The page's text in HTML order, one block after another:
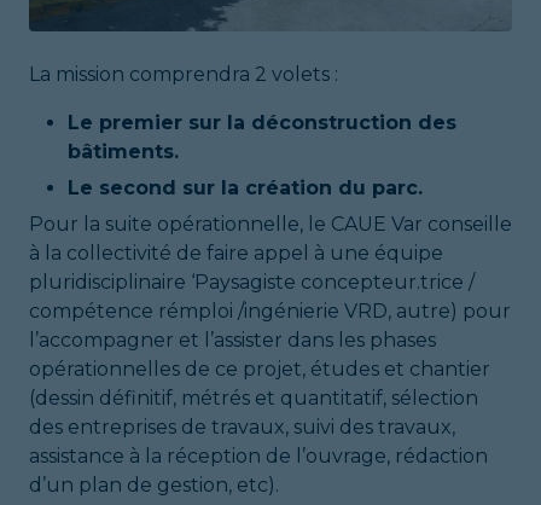
La mission comprendra 2 volets :
Le premier sur la déconstruction des
bâtiments.
Le second sur la création du parc.
Pour la suite opérationnelle, le CAUE Var conseille
à la collectivité de faire appel à une équipe
pluridisciplinaire ‘Paysagiste concepteur.trice /
compétence rémploi /ingénierie VRD, autre) pour
l’accompagner et l’assister dans les phases
opérationnelles de ce projet, études et chantier
(dessin définitif, métrés et quantitatif, sélection
des entreprises de travaux, suivi des travaux,
assistance à la réception de l’ouvrage, rédaction
d’un plan de gestion, etc).